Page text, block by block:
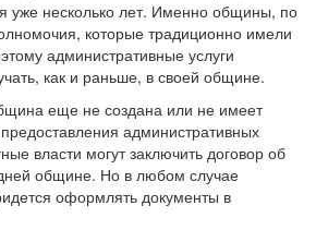
уже несколько лет. Именно общины, по
которые традиционно имели
административные услуги
как и раньше, в своей общине.
еще не создана или не имеет
административных
власти могут заключить договор об
общине. Но в любом случае
оформлять документы в